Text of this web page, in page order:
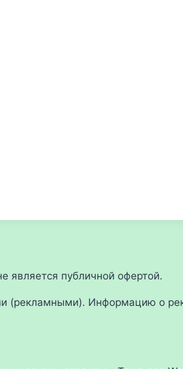
является публичной офертой.
(рекламными). Информацию о